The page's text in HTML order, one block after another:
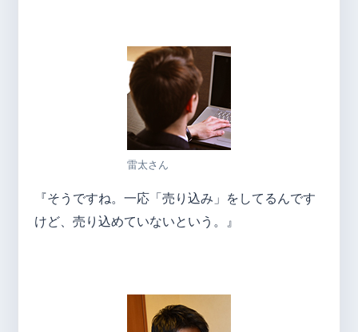
雷太さん
『そうですね。一応「売り込み」をしてるんです
けど、売り込めていないという。』